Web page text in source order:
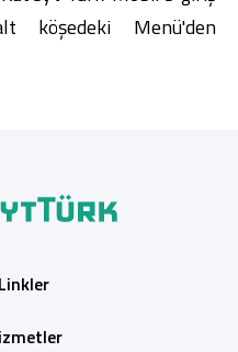
köşedeki Menü'den